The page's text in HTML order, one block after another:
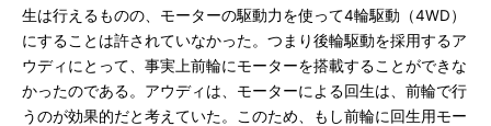
生は行えるものの、モーターの駆動力を使って4輪駆動（4WD）
にすることは許されていなかった。つまり後輪駆動を採用するア
ウディにとって、事実上前輪にモーターを搭載することができな
かったのである。アウディは、モーターによる回生は、前輪で行
うのが効果的だと考えていた。このため、もし前輪に回生用モー